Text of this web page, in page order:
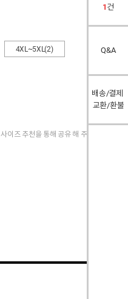
1 건
Q&A
배송/결제
교환/환불
4XL~5XL(2)
이즈 추천을 통해 공유 해 주세요.